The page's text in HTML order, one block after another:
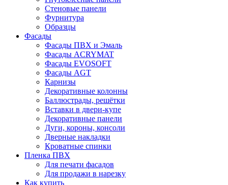
Стеновые панели
Фурнитура
Образцы
Фасады
Фасады ПВХ и Эмаль
Фасады ACRYMAT
Фасады EVOSOFT
Фасады AGT
Карнизы
Декоративные колонны
Баллюстрады, решётки
Вставки в двери-купе
Декоративные панели
Дуги, короны, консоли
Дверные накладки
Кроватные спинки
Пленка ПВХ
Для печати фасадов
Для продажи в нарезку
Как купить